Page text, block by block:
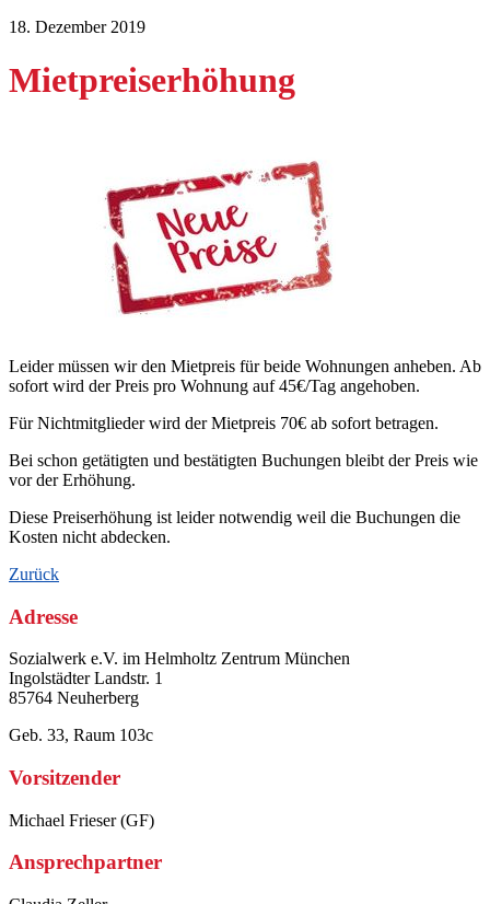
18. Dezember 2019
Mietpreiserhöhung
Leider müssen wir den Mietpreis für beide Wohnungen anheben. Ab
sofort wird der Preis pro Wohnung auf 45€/Tag angehoben.
Für Nichtmitglieder wird der Mietpreis 70€ ab sofort betragen.
Bei schon getätigten und bestätigten Buchungen bleibt der Preis wie
vor der Erhöhung.
Diese Preiserhöhung ist leider notwendig weil die Buchungen die
Kosten nicht abdecken.
Zurück
Adresse
Sozialwerk e.V. im Helmholtz Zentrum München
Ingolstädter Landstr. 1
85764 Neuherberg
Geb. 33, Raum 103c
Vorsitzender
Michael Frieser (GF)
Ansprechpartner